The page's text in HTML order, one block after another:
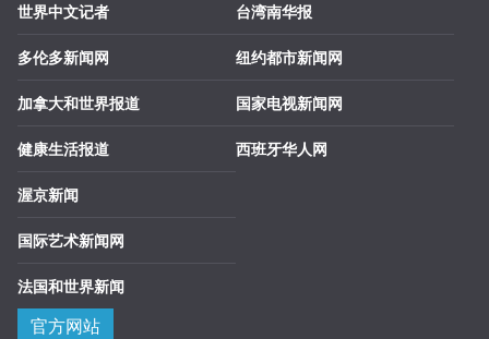
世界中文记者
多伦多新闻网
加拿大和世界报道
健康生活报道
渥京新闻
国际艺术新闻网
法国和世界新闻
台湾南华报
纽约都市新闻网
国家电视新闻网
西班牙华人网
官方网站